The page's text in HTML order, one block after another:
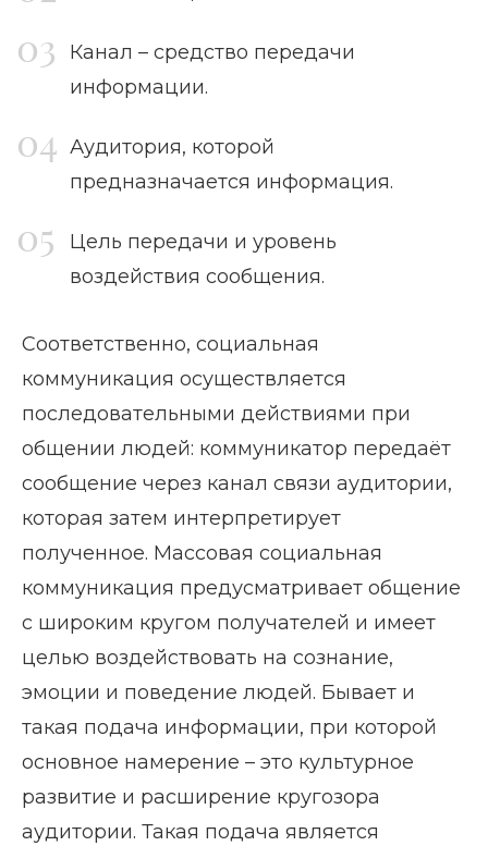
Канал – средство передачи
информации.
Аудитория, которой
предназначается информация.
Цель передачи и уровень
воздействия сообщения.
Соответственно, социальная
коммуникация осуществляется
последовательными действиями при
общении людей: коммуникатор передаёт
сообщение через канал связи аудитории,
которая затем интерпретирует
полученное. Массовая социальная
коммуникация предусматривает общение
с широким кругом получателей и имеет
целью воздействовать на сознание,
эмоции и поведение людей. Бывает и
такая подача информации, при которой
основное намерение – это культурное
развитие и расширение кругозора
аудитории. Такая подача является